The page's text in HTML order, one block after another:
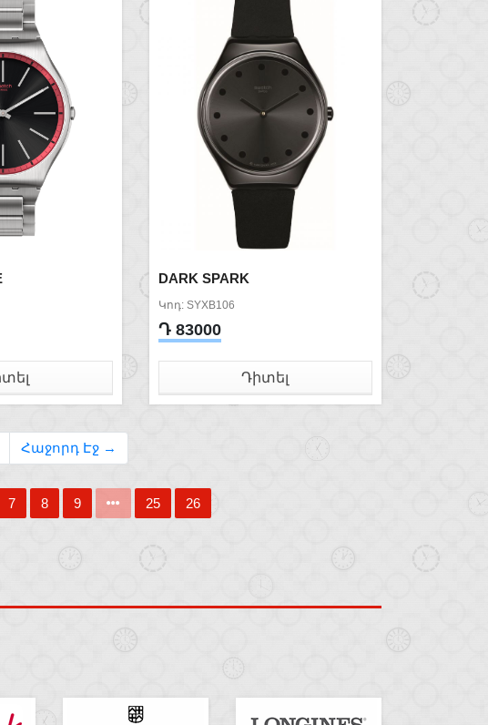
DARK SPARK
Կոդ: SYXB106
Դ 83000
Դիտել
Հաջորդ Էջ →
7 8 9 25 26